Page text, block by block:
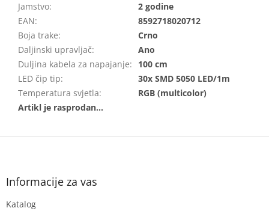
Jamstvo:
2 godine
EAN:
8592718020712
Boja trake:
Crno
Daljinski upravljač:
Ano
Duljina kabela za napajanje:
100 cm
LED čip tip:
30x SMD 5050 LED/1m
Temperatura svjetla: RGB (multicolor)
F
Informacije za vas
Katalog